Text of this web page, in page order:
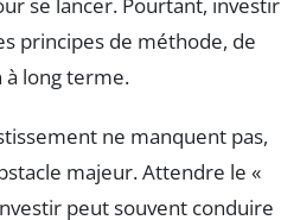
principes de méthode, de
à long terme.
ne manquent pas,
majeur. Attendre le «
peut souvent conduire